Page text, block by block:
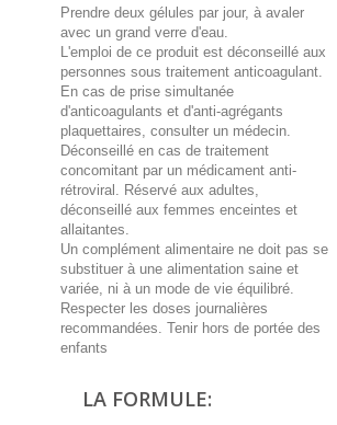
Prendre deux gélules par jour, à avaler
avec un grand verre d'eau.
L'emploi de ce produit est déconseillé aux
personnes sous traitement anticoagulant.
En cas de prise simultanée
d'anticoagulants et d'anti-agrégants
plaquettaires, consulter un médecin.
Déconseillé en cas de traitement
concomitant par un médicament anti-
rétroviral. Réservé aux adultes,
déconseillé aux femmes enceintes et
allaitantes.
Un complément alimentaire ne doit pas se
substituer à une alimentation saine et
variée, ni à un mode de vie équilibré.
Respecter les doses journalières
recommandées. Tenir hors de portée des
enfants
LA FORMULE: